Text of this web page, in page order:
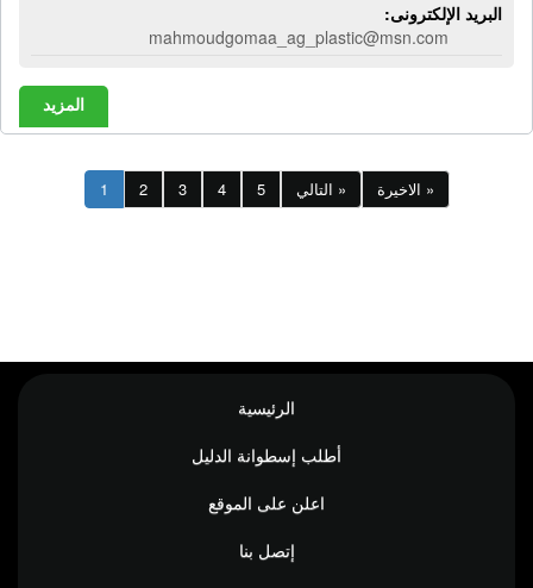
البريد الإلكترونى:
mahmoudgomaa_ag_plastic@msn.com
المزيد
1 2 3 4 5 التالي » الاخيرة »
الرئيسية
أطلب إسطوانة الدليل
اعلن على الموقع
إتصل بنا